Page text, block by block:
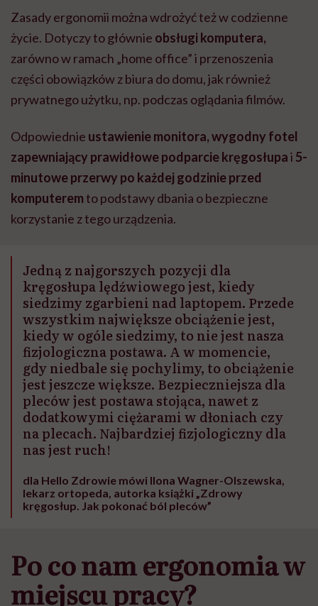
Zasady ergonomii można wdrożyć też w codzienne
życie. Dotyczy to głównie obsługi komputera,
zarównow ramach „home office” i przenoszenia
części obowiązków z biura do domu, jak również
prywatnego użytku, np. podczas oglądania filmów.
Odpowiednie ustawienie monitora, wygodny fotel
zapewniający prawidłowe podparcie kręgosłupai 5-
minutowe przerwy po każdej godzinie przed
komputeremto podstawy dbania o bezpieczne
korzystanie z tego urządzenia.
Jedną z najgorszych pozycji dla
kręgosłupa lędźwiowego jest, kiedy
siedzimy zgarbieni nad laptopem. Przede
wszystkim największe obciążenie jest,
kiedy w ogóle siedzimy, to nie jest nasza
fizjologiczna postawa. A w momencie,
gdy niedbale się pochylimy, to obciążenie
jest jeszcze większe. Bezpieczniejsza dla
pleców jest postawa stojąca, nawet z
dodatkowymi ciężarami w dłoniach czy
na plecach. Najbardziej fizjologiczny dla
nas jest ruch!
dla Hello Zdrowie mówi Ilona Wagner-Olszewska,
lekarz ortopeda, autorka książki „Zdrowy
kręgosłup. Jak pokonać ból pleców”
Po co nam ergonomia w
miejscu pracy?